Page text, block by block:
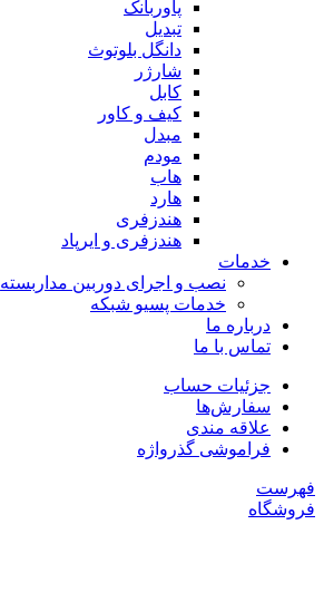
پاوربانک
تبدیل
دانگل بلوتوث
شارژر
کابل
کیف و کاور
مبدل
مودم
هاب
هارد
هندزفری
هندزفری و ایرپاد
خدمات
نصب و اجرای دوربین مداربسته
خدمات پسیو شبکه
درباره ما
تماس با ما
جزئیات حساب
سفارش‌ها
علاقه مندی
فراموشی گذرواژه
فهرست
فروشگاه